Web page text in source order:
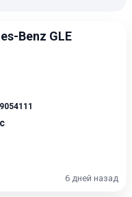
Benz GLE
6 дней назад